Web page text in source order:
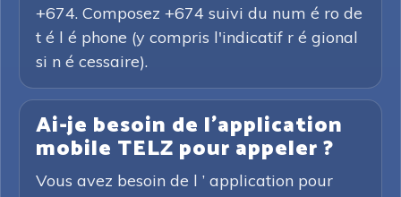
+674. Composez +674 suivi du num é ro de
t é l é phone (y compris l'indicatif r é gional
si n é cessaire).
Ai-je besoin de l'application
mobile TELZ pour appeler ?
Vous avez besoin de l ’ application pour